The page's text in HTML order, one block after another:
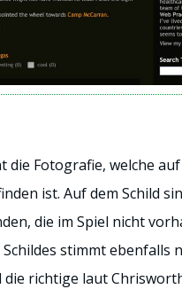
die Fotografie, welche
ist. Auf dem Schild
die im Spiel nicht
stimmt ebenfalls
die richtige laut